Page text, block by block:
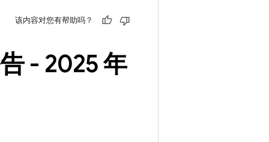
该内容对您有帮助吗？
- 2025 年